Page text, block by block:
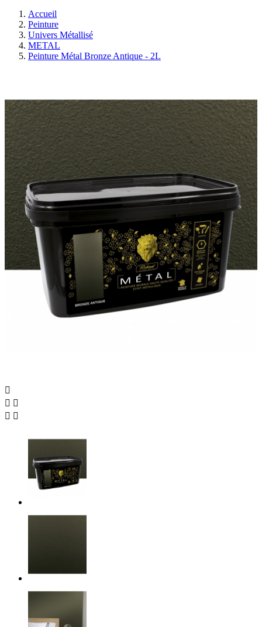
Accueil
Peinture
Univers Métallisé
METAL
Peinture Métal Bronze Antique - 2L

 
 